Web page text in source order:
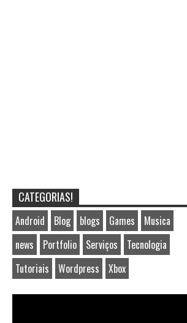
CATEGORIAS!
Android Blog blogs Games
Musica
news
Portfolio Serviços
Tecnologia
Tutoriais
Wordpress Xbox